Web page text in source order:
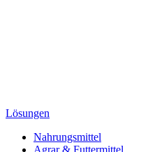
Lösungen
Nahrungsmittel